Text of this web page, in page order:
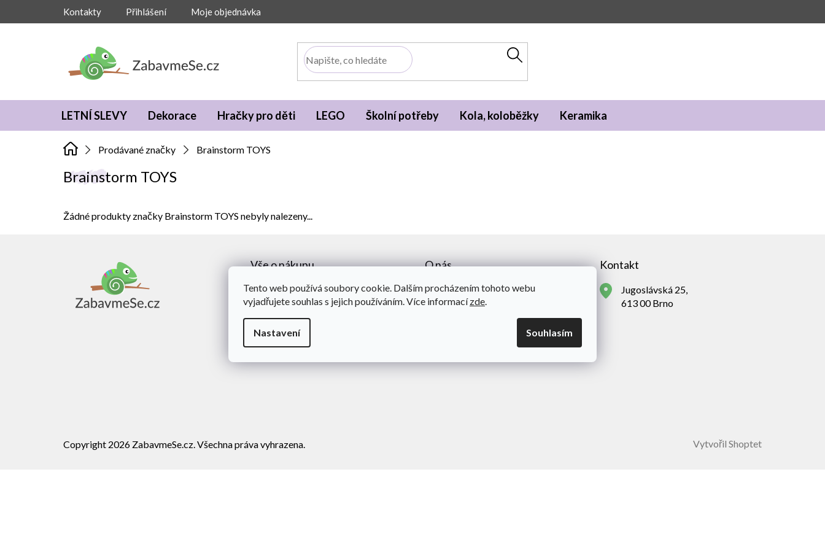
Tento web používá soubory cookie. Dalším procházením tohoto webu
vyjadřujete souhlas s jejich používáním. Více informacízde.
Nastavení Souhlasím
Kontakty Přihlášení Moje objednávka
LETNÍ SLEVY Dekorace Hračky pro děti LEGO Školní potřeby Kola, koloběžky Keramika
Prodávané značky Brainstorm TOYS
Brainstorm TOYS
Žádné produkty značky Brainstorm TOYS nebyly nalezeny...
Vše o nákupu
Obchodní podmínky
Doprava a platba
O nás
Novinky
Kontakty
Kontakt
Jugoslávská 25,
613 00 Brno
Vytvořil Shoptet
Copyright 2026 ZabavmeSe.cz. Všechna práva vyhrazena.